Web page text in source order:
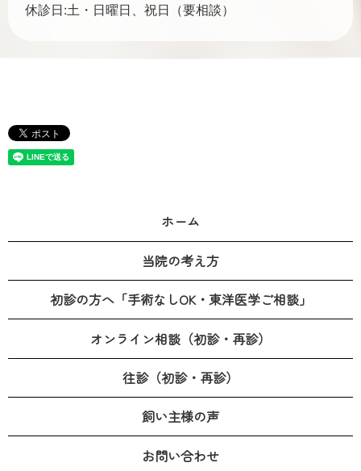
休診日:土・日曜日、祝日（要相談）
ホーム
当院の考え方
初診の方へ「手術なしOK・東洋医学ご相談」
オンライン相談（初診・再診）
往診（初診・再診）
飼い主様の声
お問い合わせ